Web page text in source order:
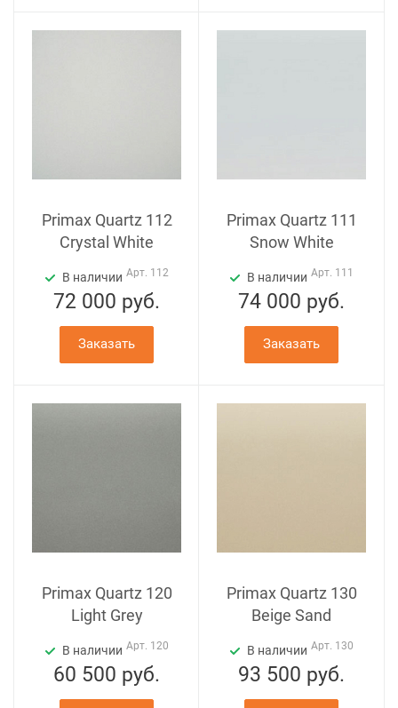
Primax Quartz 112
Crystal White
В наличии Арт. 112
72 000 руб.
Заказать
Primax Quartz 111
Snow White
В наличии Арт. 111
74 000 руб.
Заказать
Primax Quartz 120
Light Grey
В наличии Арт. 120
60 500 руб.
Primax Quartz 130
Beige Sand
В наличии Арт. 130
93 500 руб.